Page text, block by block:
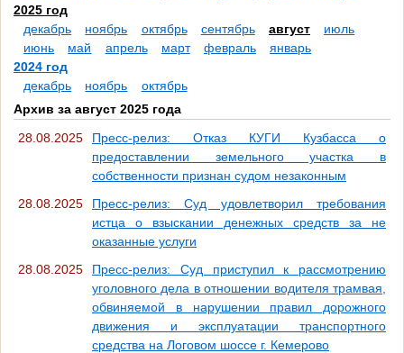
2025 год
декабрь
ноябрь октябрь сентябрь август
июль
июнь
май апрель март февраль
январь
2024 год
декабрь
ноябрь
октябрь
Архив за август 2025 года
28.08.2025
Пресс-релиз: Отказ КУГИ Кузбасса о
предоставлении земельного участка в
собственности признан судом незаконным
28.08.2025
Пресс-релиз: Суд удовлетворил требования
истца о взыскании денежных средств за не
оказанные услуги
28.08.2025
Пресс-релиз: Суд приступил к рассмотрению
уголовного дела в отношении водителя трамвая,
обвиняемой в нарушении правил дорожного
движения и эксплуатации транспортного
средства на Логовом шоссе г. Кемерово